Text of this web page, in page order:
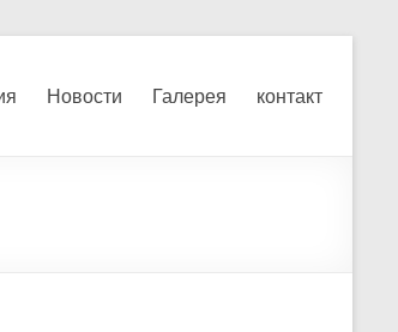
печного
Новости Галерея контакт